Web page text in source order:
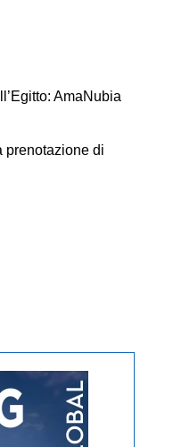
AmaNubia
prenotazione di